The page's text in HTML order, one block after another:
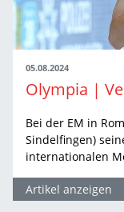
05.08.2024
Bei der EM in
Sindelfingen)
internationalen
Artikel anzeigen